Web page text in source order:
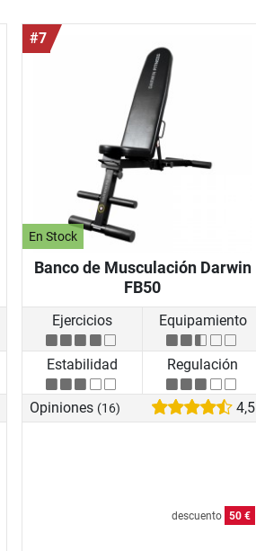
#7
En Stock
Banco de Musculación Darwin
FB50
Ejercicios Equipamiento
Estabilidad Regulación
Opiniones (16) 4,5
descuento 50 €